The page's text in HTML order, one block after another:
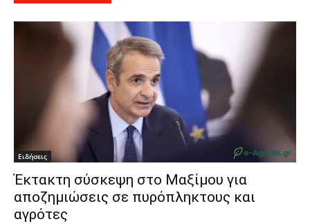
Ειδήσεις
Έκτακτη σύσκεψη στο Μαξίμου για
αποζημιώσεις σε πυρόπληκτους και
αγρότες